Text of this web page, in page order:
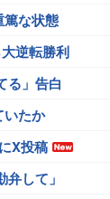
篤な状態
逆転勝利
る」告白
いたか
X投稿
して」